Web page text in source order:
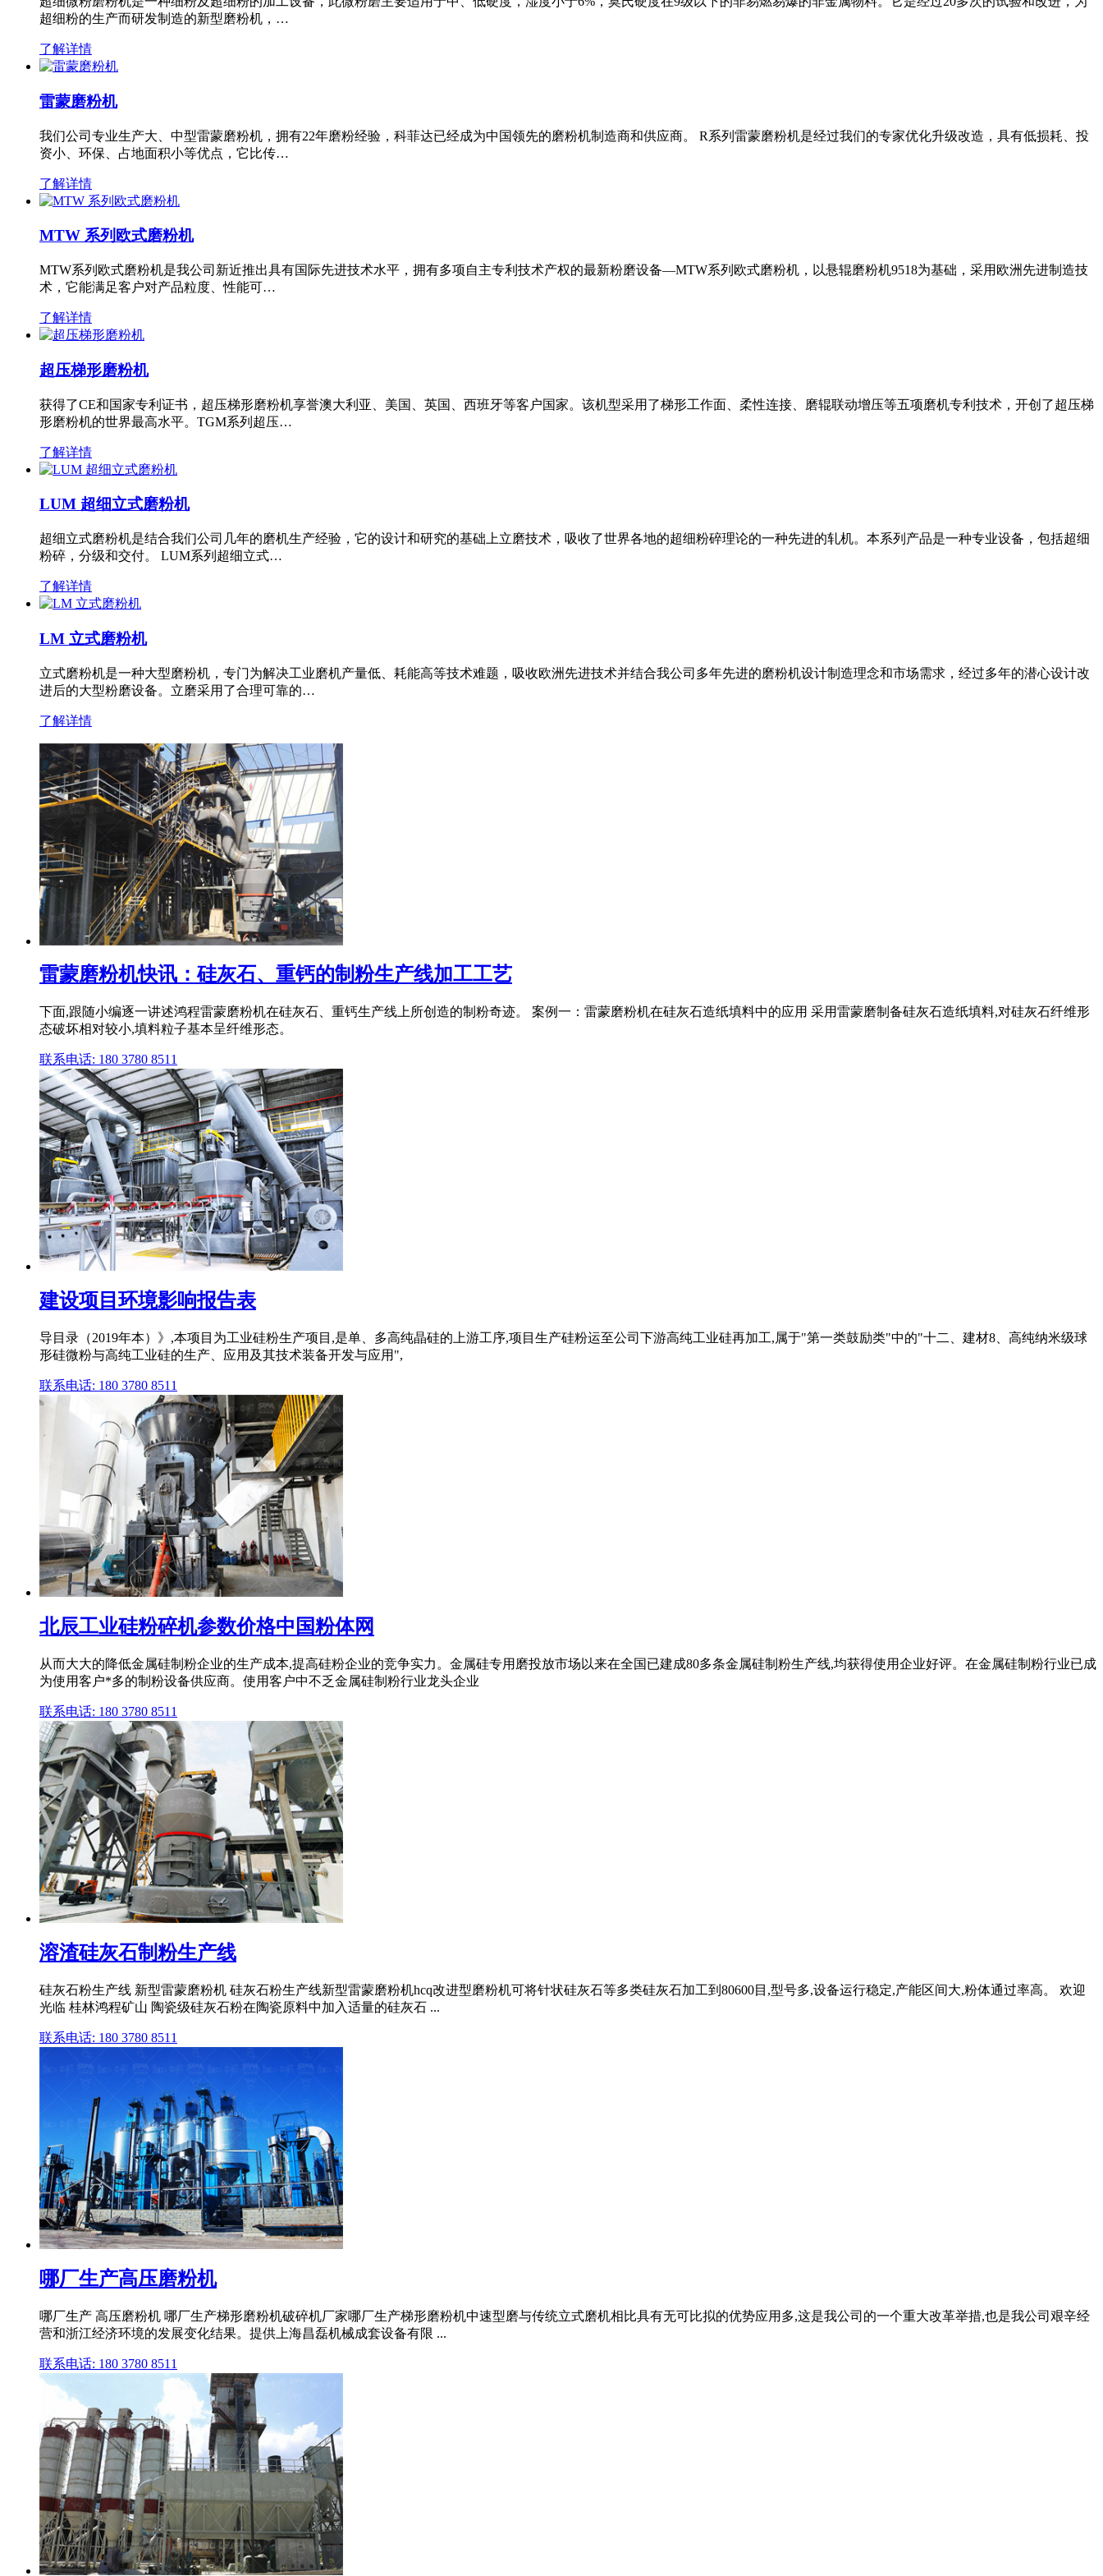
超细粉的生产而研发制造的新型磨粉机，…
了解详情
雷蒙磨粉机
我们公司专业生产大、中型雷蒙磨粉机，拥有22年磨粉经验，科菲达已经成为中国领先的磨粉机制造商和供应商。 R系列雷蒙磨粉机是经过我们的专家优化升级改造，具有低损耗、投
资小、环保、占地面积小等优点，它比传…
了解详情
MTW 系列欧式磨粉机
MTW系列欧式磨粉机是我公司新近推出具有国际先进技术水平，拥有多项自主专利技术产权的最新粉磨设备—MTW系列欧式磨粉机，以悬辊磨粉机9518为基础，采用欧洲先进制造技
术，它能满足客户对产品粒度、性能可…
了解详情
超压梯形磨粉机
获得了CE和国家专利证书，超压梯形磨粉机享誉澳大利亚、美国、英国、西班牙等客户国家。该机型采用了梯形工作面、柔性连接、磨辊联动增压等五项磨机专利技术，开创了超压梯
形磨粉机的世界最高水平。TGM系列超压…
了解详情
LUM 超细立式磨粉机
超细立式磨粉机是结合我们公司几年的磨机生产经验，它的设计和研究的基础上立磨技术，吸收了世界各地的超细粉碎理论的一种先进的轧机。本系列产品是一种专业设备，包括超细
粉碎，分级和交付。 LUM系列超细立式…
了解详情
LM 立式磨粉机
立式磨粉机是一种大型磨粉机，专门为解决工业磨机产量低、耗能高等技术难题，吸收欧洲先进技术并结合我公司多年先进的磨粉机设计制造理念和市场需求，经过多年的潜心设计改
进后的大型粉磨设备。立磨采用了合理可靠的…
了解详情
雷蒙磨粉机快讯：硅灰石、重钙的制粉生产线加工工艺
下面,跟随小编逐一讲述鸿程雷蒙磨粉机在硅灰石、重钙生产线上所创造的制粉奇迹。 案例一：雷蒙磨粉机在硅灰石造纸填料中的应用 采用雷蒙磨制备硅灰石造纸填料,对硅灰石纤维形
态破坏相对较小,填料粒子基本呈纤维形态。
联系电话: 180 3780 8511
建设项目环境影响报告表
导目录（2019年本）》,本项目为工业硅粉生产项目,是单、多高纯晶硅的上游工序,项目生产硅粉运至公司下游高纯工业硅再加工,属于"第一类鼓励类"中的"十二、建材8、高纯纳米级球
形硅微粉与高纯工业硅的生产、应用及其技术装备开发与应用",
联系电话: 180 3780 8511
北辰工业硅粉碎机参数价格中国粉体网
从而大大的降低金属硅制粉企业的生产成本,提高硅粉企业的竞争实力。金属硅专用磨投放市场以来在全国已建成80多条金属硅制粉生产线,均获得使用企业好评。在金属硅制粉行业已成
为使用客户*多的制粉设备供应商。使用客户中不乏金属硅制粉行业龙头企业
联系电话: 180 3780 8511
溶渣硅灰石制粉生产线
硅灰石粉生产线 新型雷蒙磨粉机 硅灰石粉生产线新型雷蒙磨粉机hcq改进型磨粉机可将针状硅灰石等多类硅灰石加工到80600目,型号多,设备运行稳定,产能区间大,粉体通过率高。 欢迎
光临 桂林鸿程矿山 陶瓷级硅灰石粉在陶瓷原料中加入适量的硅灰石 ...
联系电话: 180 3780 8511
哪厂生产高压磨粉机
哪厂生产 高压磨粉机 哪厂生产梯形磨粉机破碎机厂家哪厂生产梯形磨粉机中速型磨与传统立式磨机相比具有无可比拟的优势应用多,这是我公司的一个重大改革举措,也是我公司艰辛经
营和浙江经济环境的发展变化结果。提供上海昌磊机械成套设备有限 ...
联系电话: 180 3780 8511